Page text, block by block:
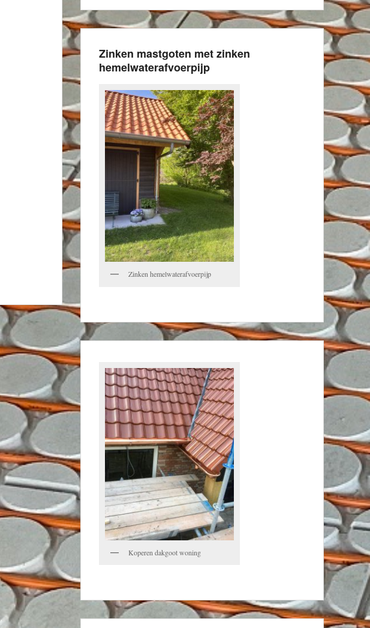
Zinken mastgoten met zinken
hemelwaterafvoerpijp
Zinken hemelwaterafvoerpijp
Koperen dakgoot woning